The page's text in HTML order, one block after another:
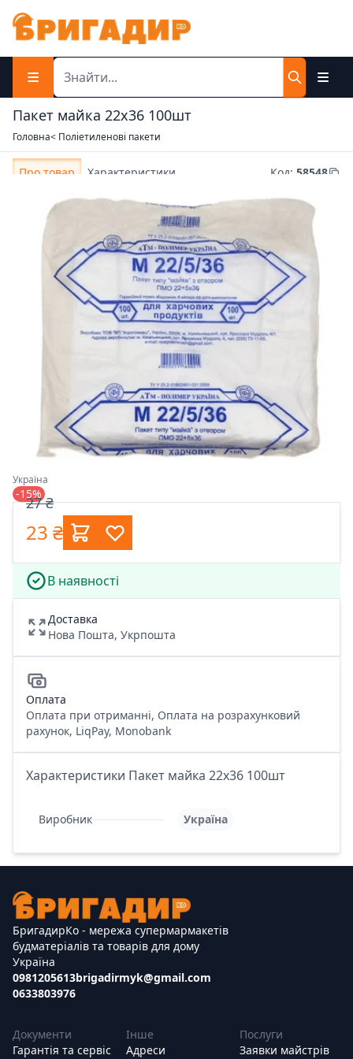
Пакет майка 22х36 100шт
Головна< Поліетиленові пакети
Про товар Характеристики Код: 58548
Україна
-15%
27 ₴
23 ₴
В наявності
Доставка
Нова Пошта, Укрпошта
Оплата
Оплата при отриманні, Оплата на розрахунковий
рахунок, LiqPay, Monobank
Характеристики Пакет майка 22х36 100шт
Виробник Україна
БригадирКо - мережа супермармакетів
будматеріалів та товарів для дому
Україна
0981205613
0633803976
brigadirmyk@gmail.com
Документи
Гарантія та сервіс
Інше
Адреси
Послуги
Заявки майстрів